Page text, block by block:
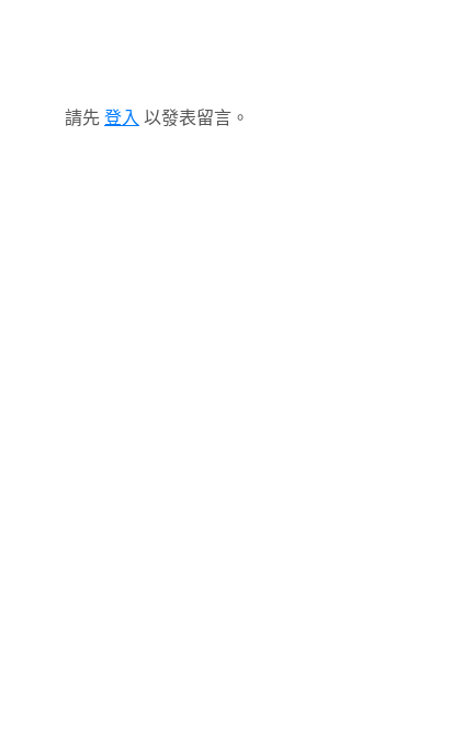
請先 登入 以發表留言。